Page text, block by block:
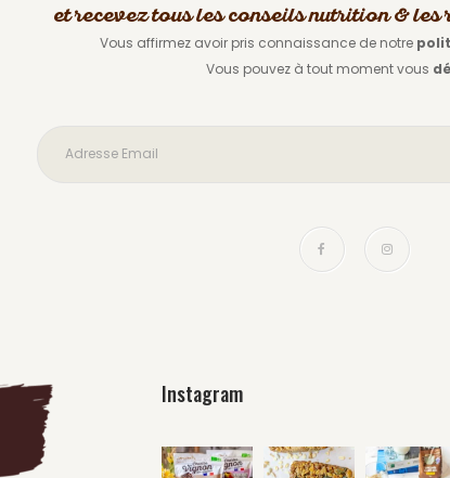
et recevez tous les conseils nutrition &
Vous affirmez avoir pris connaissance de notre
Vous pouvez à tout moment vous
Instagram